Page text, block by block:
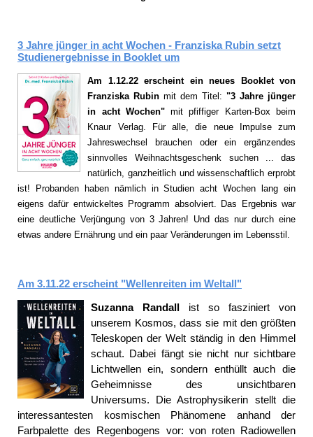
3 Jahre jünger in acht Wochen - Franziska Rubin setzt
Studienergebnisse in Booklet um
Am 1.12.22 erscheint ein neues Booklet von
Franziska Rubin mit dem Titel:"3 Jahre jünger
in acht Wochen"mit pfiffiger Karten-Box beim
Knaur Verlag. Für alle, die neue Impulse zum
Jahreswechsel brauchen oder ein ergänzendes
sinnvolles Weihnachtsgeschenk suchen ... das
natürlich, ganzheitlich und wissenschaftlich erprobt
ist! Probanden haben nämlich in Studien acht Wochen lang ein
eigens dafür entwickeltes Programm absolviert. Das Ergebnis war
eine deutliche Verjüngung von 3 Jahren! Und das nur durch eine
etwas andere Ernährung und ein paar Veränderungen im Lebensstil.
Am 3.11.22 erscheint "Wellenreiten im Weltall"
Suzanna Randallist so fasziniert von
unserem Kosmos, dass sie mit den größten
Teleskopen der Welt ständig in den Himmel
schaut. Dabei fängt sie nicht nur sichtbare
Lichtwellen ein, sondern enthüllt auch die
Geheimnisse des unsichtbaren
Universums. Die Astrophysikerin stellt die
interessantesten kosmischen Phänomene anhand der
Farbpalette des Regenbogens vor: von roten Radiowellen